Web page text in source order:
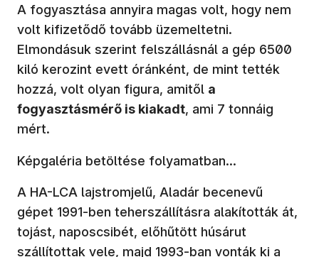
A fogyasztása annyira magas volt, hogy nem
volt kifizetődő tovább üzemeltetni.
Elmondásuk szerint felszállásnál a gép 6500
kiló kerozint evett óránként, de mint tették
hozzá, volt olyan figura, amitől a
fogyasztásmérő is kiakadt, ami 7 tonnáig
mért.
Képgaléria betöltése folyamatban...
A HA-LCA lajstromjelű, Aladár becenevű
gépet 1991-ben teherszállításra alakították át,
tojást, naposcsibét, előhűtött húsárut
szállítottak vele, majd 1993-ban vonták ki a